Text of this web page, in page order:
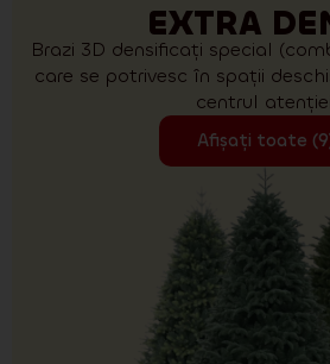
EXTRA
Brazi 3D densificați special
care se potrivesc în spații
centrul
Afișați toate